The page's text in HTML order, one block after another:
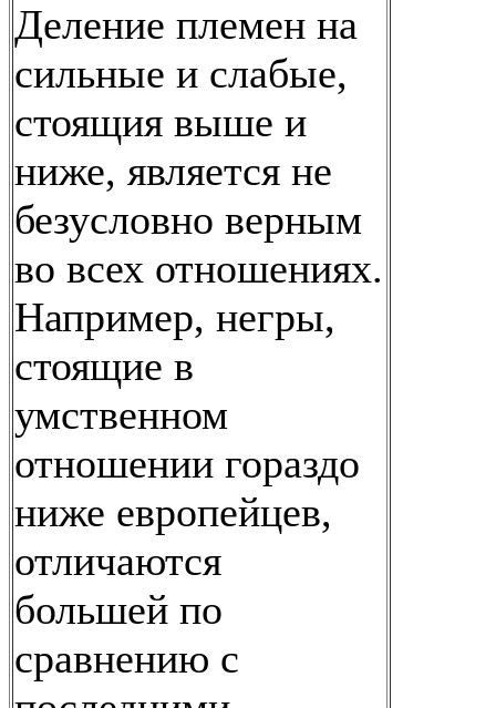
Деление племен на
сильные и слабые,
стоящия выше и
ниже, является не
безусловно верным
во всех отношениях.
Например, негры,
стоящие в
умственном
отношении гораздо
ниже европейцев,
отличаются
большей по
сравнению с